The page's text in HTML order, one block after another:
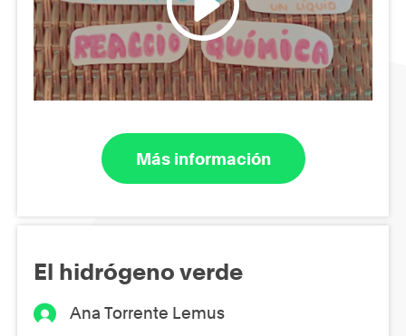
Más información
El hidrógeno verde
Ana Torrente Lemus